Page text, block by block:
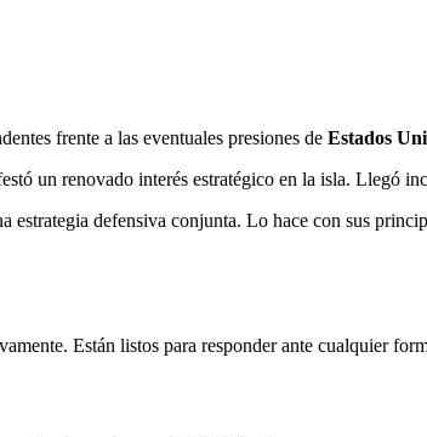
frente a las eventuales presiones de Estados
un renovado interés estratégico en la isla. Llegó
estrategia defensiva conjunta. Lo hace con sus
Están listos para responder ante cualquier